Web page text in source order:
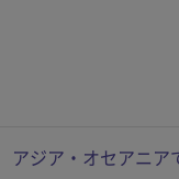
アジア・オセアニ